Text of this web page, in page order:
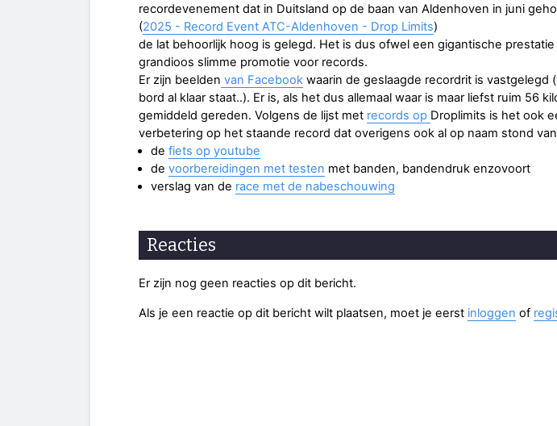
recordevenement dat in Duitsland op de baan van Aldenhoven in juni
(2025 - Record Event ATC-Aldenhoven - Drop Limits)
de lat behoorlijk hoog is gelegd. Het is dus ofwel een gigantische
grandioos slimme promotie voor records.
Er zijn beelden van Facebook waarin de geslaagde recordrit is vastgelegd
bord al klaar staat..). Er is, als het dus allemaal waar is maar liefst ruim 56
gemiddeld gereden. Volgens de lijst met records op Droplimits is het ook
verbetering op het staande record dat overigens ook al op naam stond
de fiets op youtube
de voorbereidingen met testen met banden, bandendruk enzovoort
verslag van de race met de nabeschouwing
Reacties
Er zijn nog geen reacties op dit bericht.
Als je een reactie op dit bericht wilt plaatsen, moet je eerst inloggen of